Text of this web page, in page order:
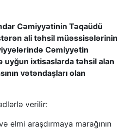
Cəmiyyətinin Təqaüdü
ali təhsil müəssisələrinin
Cəmiyyətin
ixtisaslarda təhsil alan
vətəndaşları olan
verilir:
elmi araşdırmaya marağının